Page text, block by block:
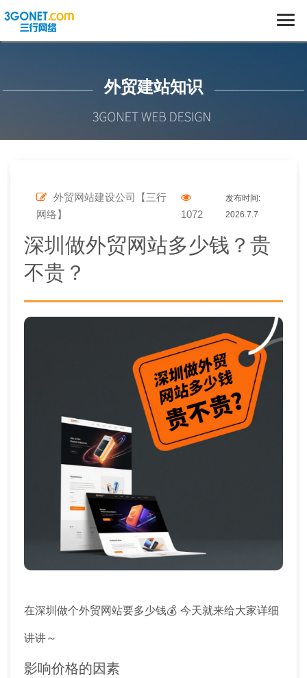
外贸建站知识
外贸网站建设公司【三行
网络】
1072
发布时间:
2026.7.7
深圳做外贸网站多少钱？贵
不贵？
在深圳做个外贸网站要多少钱💰 今天就来给大家详细
讲讲～
影响价格的因素